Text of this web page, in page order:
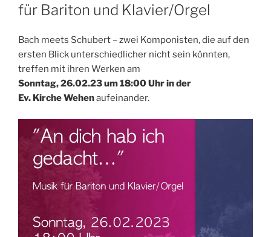
für Bariton und Klavier/Orgel
Bach meets Schubert – zwei Komponisten, die auf den
ersten Blick unterschiedlicher nicht sein könnten,
treffen mit ihren Werken am
Sonntag, 26.02.23 um 18:00 Uhr in der
Ev. Kirche Wehenaufeinander.